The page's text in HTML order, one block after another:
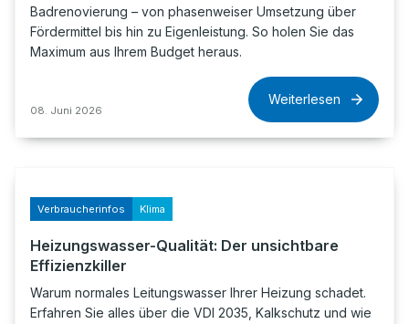
Badrenovierung – von phasenweiser Umsetzung über
Fördermittel bis hin zu Eigenleistung. So holen Sie das
Maximum aus Ihrem Budget heraus.
08. Juni 2026
Weiterlesen
Verbraucherinfos Klima
Heizungswasser-Qualität: Der unsichtbare
Effizienzkiller
Warum normales Leitungswasser Ihrer Heizung schadet.
Erfahren Sie alles über die VDI 2035, Kalkschutz und wie